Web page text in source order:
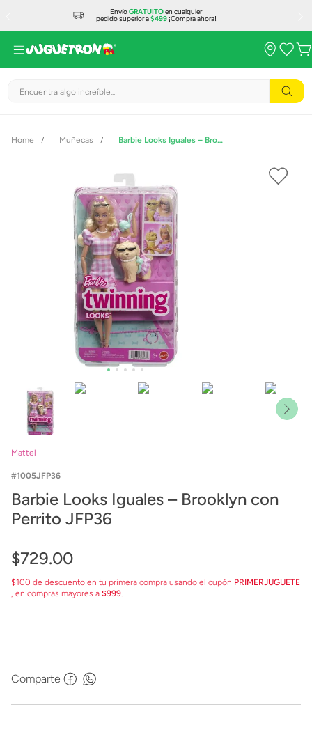
EnvíoGRATUITOen cualquier
pedido superior a$499¡Compra ahora!
Encuentra algo increíble...
Muñecas Barbie Looks Iguales – Brooklyn con Perrito JFP36
Mattel
1005JFP36
Barbie Looks Iguales – Brooklyn con
Perrito JFP36
$729.00
$100 de descuento en tu primera compra usando el cupón PRIMERJUGUETE
, en compras mayores a $999.
Comparte